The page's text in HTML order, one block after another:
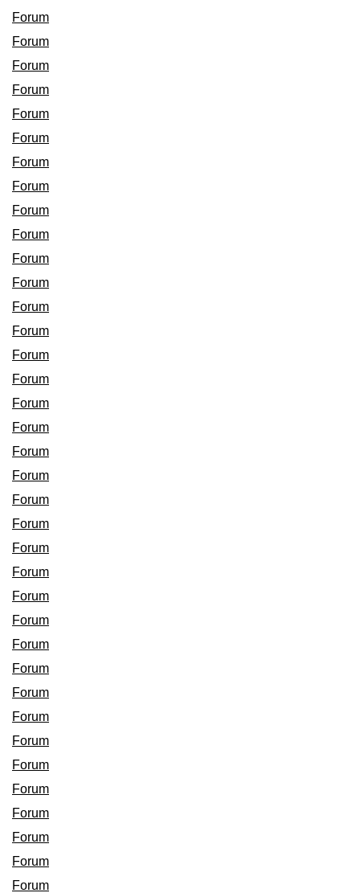
Forum
Forum
Forum
Forum
Forum
Forum
Forum
Forum
Forum
Forum
Forum
Forum
Forum
Forum
Forum
Forum
Forum
Forum
Forum
Forum
Forum
Forum
Forum
Forum
Forum
Forum
Forum
Forum
Forum
Forum
Forum
Forum
Forum
Forum
Forum
Forum
Forum